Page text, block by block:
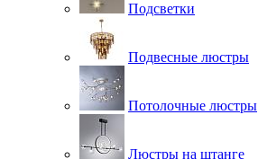
Подсветки
Подвесные люстры
Потолочные люстры
Люстры на штанге